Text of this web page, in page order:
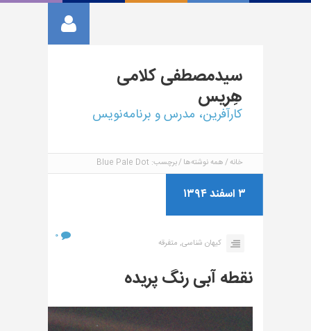
سیدمصطفیکلامی
هِریس
کارآفرین، مدرس و برنامه‌نویس
خانه همه نوشته‌ها برچسب: Blue Pale Dot
۳ اسفند ۱۳۹۴
کیهان شناسی, متفرقه
۰
نقطه آبی رنگ پریده